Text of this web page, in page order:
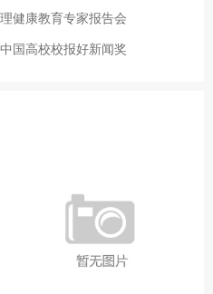
健康教育专家报告会
国高校校报好新闻奖